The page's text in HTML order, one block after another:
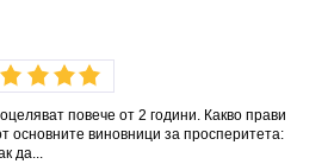
повече от 2 години. Какво прави
основните виновници за просперитета:
да...